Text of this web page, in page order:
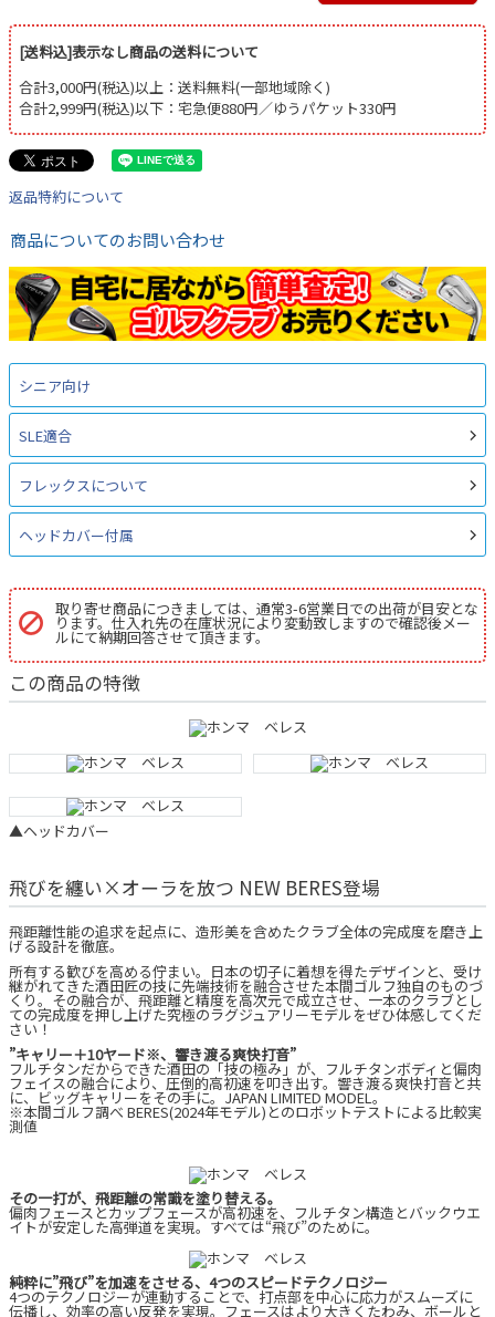
[送料込]表示なし商品の送料について
合計3,000円(税込)以上：送料無料(一部地域除く)
合計2,999円(税込)以下：宅急便880円／ゆうパケット330円
返品特約について
商品についてのお問い合わせ
シニア向け
SLE適合
フレックスについて
ヘッドカバー付属
取り寄せ商品につきましては、通常3-6営業日での出荷が目安とな
ります。仕入れ先の在庫状況により変動致しますので確認後メー
ルにて納期回答させて頂きます。
この商品の特徴
▲ヘッドカバー
飛びを纏い×オーラを放つ NEW BERES登場
飛距離性能の追求を起点に、造形美を含めたクラブ全体の完成度を磨き上
げる設計を徹底。
所有する歓びを高める佇まい。日本の切子に着想を得たデザインと、受け
継がれてきた酒田匠の技に先端技術を融合させた本間ゴルフ独自のものづ
くり。その融合が、飛距離と精度を高次元で成立させ、一本のクラブとし
ての完成度を押し上げた究極のラグジュアリーモデルをぜひ体感してくだ
さい！
”キャリー＋10ヤード※、響き渡る爽快打音”
フルチタンだからできた酒田の「技の極み」が、フルチタンボディと偏肉
フェイスの融合により、圧倒的高初速を叩き出す。響き渡る爽快打音と共
に、ビッグキャリーをその手に。JAPAN LIMITED MODEL。
※本間ゴルフ調べ BERES(2024年モデル)とのロボットテストによる比較実
測値
その一打が、飛距離の常識を塗り替える。
偏肉フェースとカップフェースが高初速を、フルチタン構造とバックウエ
イトが安定した高弾道を実現。すべては“飛び”のために。
純粋に”飛び”を加速をさせる、4つのスピードテクノロジー
4つのテクノロジーが連動することで、打点部を中心に応力がスムーズに
伝播し、効率の高い反発を実現。フェースはより大きくたわみ、ボールと